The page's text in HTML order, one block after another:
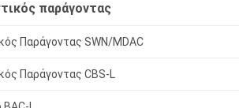
παράγοντας
Παράγοντας SWN/MDAC
Παράγοντας CBS-L